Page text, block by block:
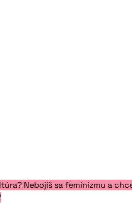
Nebojíš sa feminizmu a